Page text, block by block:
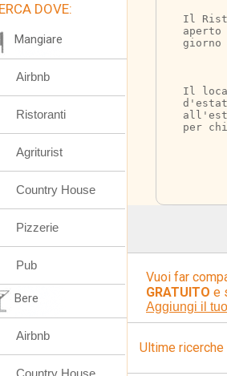
Il
Il
per
Vuoi far
GRATUITO e
Aggiungi il
Ultime ricerche
DOVE:
Mangiare
Airbnb
Ristoranti
Agriturist
Country House
Pizzerie
Pub
Bere
Airbnb
Country House